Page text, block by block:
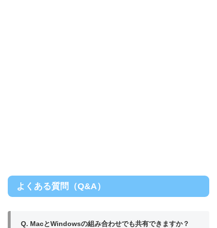
よくある質問（Q&A）
Q. MacとWindowsの組み合わせでも共有できますか？